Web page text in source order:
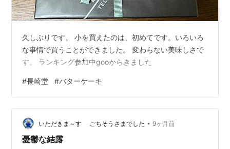
久しぶりです。 小を買えたのは、初めてです。いろいろ
な事情で買うことができました。 変わらない美味しさで
す。 ランキング参加中gooからきました
#長崎堂 #バターケーキ
いただきま～す ごちそうさまでした • 9ヶ月前
憂鬱な結露